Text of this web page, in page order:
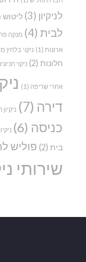
לניקיון (3)
לבית (4) מנקה
ארונות (1) ניקוי בלחץ
חלונות (2) ניקוי
אחרי שריפה (1)
דירה (7)
כניסה (6)
בית (2) פוליש
שירותי